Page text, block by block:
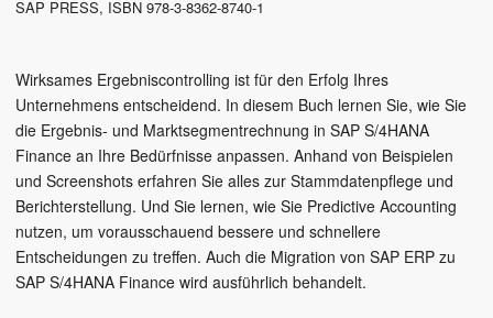
SAP PRESS, ISBN 978-3-8362-8740-1
Wirksames Ergebniscontrolling ist für den Erfolg Ihres
Unternehmens entscheidend. In diesem Buch lernen Sie, wie Sie
die Ergebnis- und Marktsegmentrechnung in SAP S/4HANA
Finance an Ihre Bedürfnisse anpassen. Anhand von Beispielen
und Screenshots erfahren Sie alles zur Stammdatenpflege und
Berichterstellung. Und Sie lernen, wie Sie Predictive Accounting
nutzen, um vorausschauend bessere und schnellere
Entscheidungen zu treffen. Auch die Migration von SAP ERP zu
SAP S/4HANA Finance wird ausführlich behandelt.